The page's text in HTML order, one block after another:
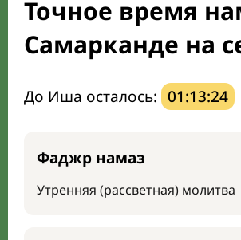
Направление киблы
Точное время
Самарканде на
До Иша осталось: 01:13:23
Фаджр намаз
Утренняя (рассветная) молитва